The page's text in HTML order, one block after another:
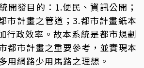
開發目的：1.便民、資訊公開；
市計畫之管道；3.都市計畫紙本
行政效率。故本系統是都市規劃
都市計畫之重要參考，並實現本
用網路少用馬路之理想。